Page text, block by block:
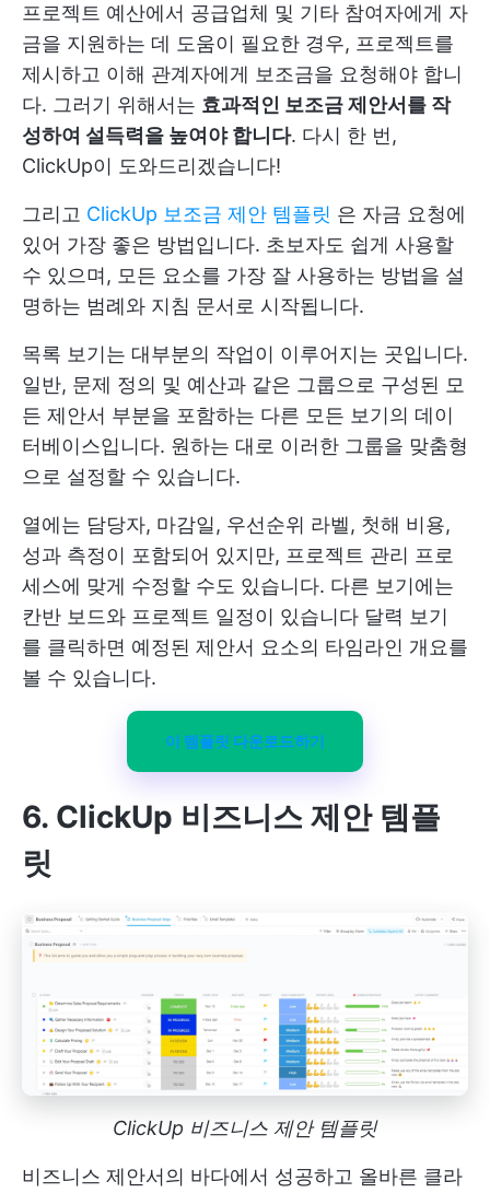
프로젝트 예산에서 공급업체 및 기타 참여자에게 자
금을 지원하는 데 도움이 필요한 경우, 프로젝트를
제시하고 이해 관계자에게 보조금을 요청해야 합니
다. 그러기 위해서는 효과적인 보조금 제안서를 작
성하여 설득력을 높여야 합니다. 다시 한 번,
ClickUp이 도와드리겠습니다!
그리고 ClickUp 보조금 제안 템플릿 은 자금 요청에
있어 가장 좋은 방법입니다. 초보자도 쉽게 사용할
수 있으며, 모든 요소를 가장 잘 사용하는 방법을 설
명하는 범례와 지침 문서로 시작됩니다.
목록 보기는 대부분의 작업이 이루어지는 곳입니다.
일반, 문제 정의 및 예산과 같은 그룹으로 구성된 모
든 제안서 부분을 포함하는 다른 모든 보기의 데이
터베이스입니다. 원하는 대로 이러한 그룹을 맞춤형
으로 설정할 수 있습니다.
열에는 담당자, 마감일, 우선순위 라벨, 첫해 비용,
성과 측정이 포함되어 있지만, 프로젝트 관리 프로
세스에 맞게 수정할 수도 있습니다. 다른 보기에는
칸반 보드와 프로젝트 일정이 있습니다 달력 보기
를 클릭하면 예정된 제안서 요소의 타임라인 개요를
볼 수 있습니다.
이 템플릿 다운로드하기
6. ClickUp 비즈니스 제안 템플
릿
ClickUp 비즈니스 제안 템플릿
비즈니스 제안서의 바다에서 성공하고 올바른 클라